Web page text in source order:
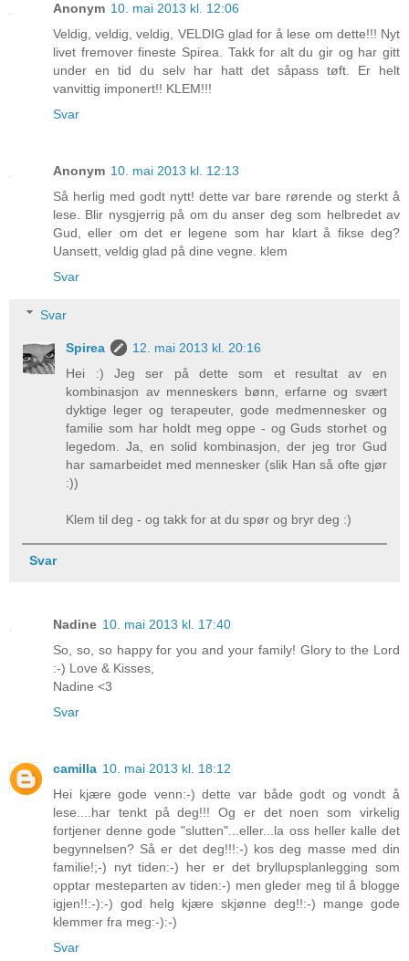
Anonym 10. mai 2013 kl. 12:06
Veldig, veldig, veldig, VELDIG glad for å lese om dette!!! Nyt
livet fremover fineste Spirea. Takk for alt du gir og har gitt
under en tid du selv har hatt det såpass tøft. Er helt
vanvittig imponert!! KLEM!!!
Svar
Anonym 10. mai 2013 kl. 12:13
Så herlig med godt nytt! dette var bare rørende og sterkt å
lese. Blir nysgjerrig på om du anser deg som helbredet av
Gud, eller om det er legene som har klart å fikse deg?
Uansett, veldig glad på dine vegne. klem
Svar
Svar
Spirea
12. mai 2013 kl. 20:16
Hei :) Jeg ser på dette som et resultat av en
kombinasjon av menneskers bønn, erfarne og svært
dyktige leger og terapeuter, gode medmennesker og
familie som har holdt meg oppe - og Guds storhet og
legedom. Ja, en solid kombinasjon, der jeg tror Gud
har samarbeidet med mennesker (slik Han så ofte gjør
:))
Klem til deg - og takk for at du spør og bryr deg :)
Svar
Nadine 10. mai 2013 kl. 17:40
So, so, so happy for you and your family! Glory to the Lord
:-) Love & Kisses,
Nadine <3
Svar
camilla 10. mai 2013 kl. 18:12
Hei kjære gode venn:-) dette var både godt og vondt å
lese....har tenkt på deg!!! Og er det noen som virkelig
fortjener denne gode "slutten"...eller...la oss heller kalle det
begynnelsen? Så er det deg!!!:-) kos deg masse med din
familie!;-) nyt tiden:-) her er det bryllupsplanlegging som
opptar mesteparten av tiden:-) men gleder meg til å blogge
igjen!!:-):-) god helg kjære skjønne deg!!:-) mange gode
klemmer fra meg:-):-)
Svar